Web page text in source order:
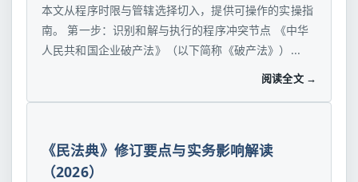
本文从程序时限与管辖选择切入，提供可操作的实操指
南。 第一步：识别和解与执行的程序冲突节点 《中华
人民共和国企业破产法》（以下简称《破产法》）...
阅读全文 →
《民法典》修订要点与实务影响解读
（2026）